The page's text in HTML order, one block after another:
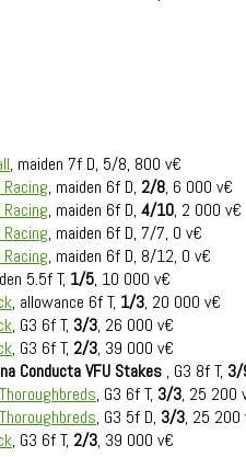
, maiden 7f D, 5/8, 800 v€
Racing, maiden 6f D, 2/8, 6 000 v€
Racing, maiden 6f D, 4/10, 2 000 v€
Racing, maiden 6f D, 7/7, 0 v€
Racing, maiden 6f D, 8/12, 0 v€
5.5f T, 1/5, 10 000 v€
, allowance 6f T, 1/3, 20 000 v€
, G3 6f T, 3/3, 26 000 v€
, G3 6f T, 2/3, 39 000 v€
Conducta VFU Stakes , G3 8f T,
, G3 6f T, 3/3, 25 200
, G3 5f D, 3/3, 25 200
, G3 6f T, 2/3, 39 000 v€